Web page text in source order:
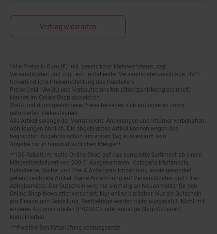
Vertrag widerrufen
Fußnoten
Versandkostenund zzgl. evtl. anfallender Versandkostenzuschläge. UVP:
Unverbindliche Preisempfehlung des Herstellers.
Preise (inkl. MwSt.) und Verkaufseinheiten (Stückzahl/Mengeneinheit)
können im Online-Shop abweichen.
Statt- und durchgestrichene Preise beziehen sich auf unseren zuvor
geforderten Verkaufspreis.
Alle Artikel solange der Vorrat reicht! Änderungen und Irrtümer vorbehalten.
Abbildungen ähnlich. Die abgebildeten Artikel können wegen des
begrenzten Angebots schon am ersten Tag ausverkauft sein.
Abgabe nur in haushaltsüblichen Mengen!
Mindestbestellwert von 200 €. Ausgenommen: Kategorie Multimedia,
Gutscheine, Bücher und Pre- & Anfangsmilchnahrung sowie gesondert
gekennzeichnete Artikel. Keine Anrechnung auf Versandkosten und Filial-
Abholservices. Der Gutschein wird nur einmalig an Neuanmelder für den
Online-Shop-Newsletter versendet. Nur online einlösbar. Nur ein Gutschein
pro Person und Bestellung. Restbeträge werden nicht ausgezahlt. Nicht mit
anderen Aktionsvorteilen (PAYBACK oder sonstige Shop-Aktionen)
kombinierbar.